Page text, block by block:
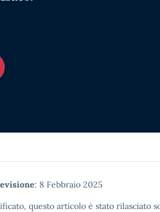
: 8 Febbraio 2025
questo articolo è stato rilasciato